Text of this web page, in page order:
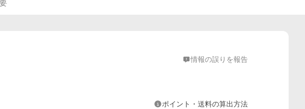
情報の誤りを報告
ポイント・送料の算出方法